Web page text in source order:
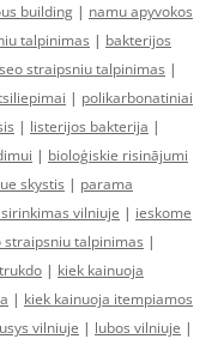
building | namu apyvokos
talpinimas | bakterijos
seo straipsniu talpinimas |
| polikarbonatiniai
| listerijos bakterija |
| bioloģiskie risinājumi
skystis | parama
vilniuje | ieskome
straipsniu talpinimas |
| kiek kainuoja
| kiek kainuoja itempiamos
vilniuje | lubos vilniuje |